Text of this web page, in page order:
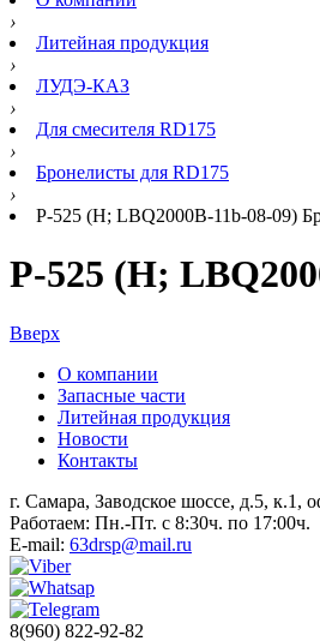
›
Литейная продукция
›
ЛУДЭ-КАЗ
›
Для смесителя RD175
›
Бронелисты для RD175
›
Р-525 (H; LBQ2000B-11b-08-09)
Р-525 (H;
Вверх
О компании
Запасные части
Литейная продукция
Новости
Контакты
г. Самара, Заводское шоссе, д.5, к.1,
Работаем: Пн.-Пт. с 8:30ч. по 17:00ч.
E-mail: 63drsp@mail.ru
8(960) 822-92-82